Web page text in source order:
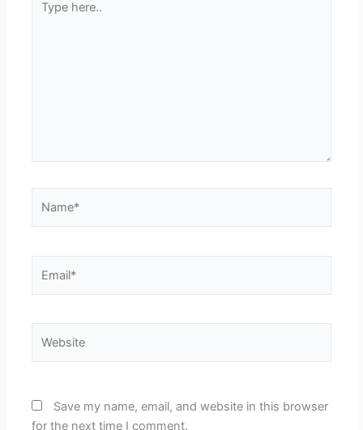
here..
Save my name, email, and website in this browser
for the next time I comment.